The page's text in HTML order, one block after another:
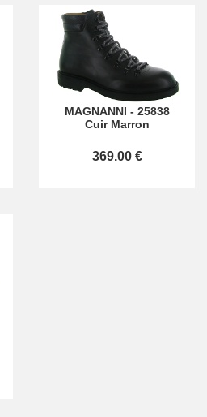
MAGNANNI - 25838
Cuir Marron
369.00 €